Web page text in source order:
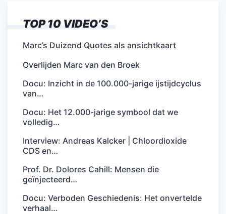
TOP 10 VIDEO’S
Marc’s Duizend Quotes als ansichtkaart
Overlijden Marc van den Broek
Docu: Inzicht in de 100.000-jarige ijstijdcyclus
van…
Docu: Het 12.000-jarige symbool dat we
volledig…
Interview: Andreas Kalcker | Chloordioxide
CDS en…
Prof. Dr. Dolores Cahill: Mensen die
geïnjecteerd…
Docu: Verboden Geschiedenis: Het onvertelde
verhaal…